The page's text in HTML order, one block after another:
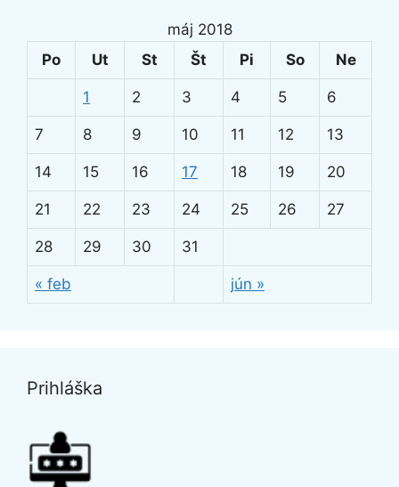
máj 2018
Po
Ut St Št Pi So Ne
« feb jún »
1 2 3 4 5 6
7 8 9 10 11 12 13
14 15 16 17 18 19 20
21 22 23 24 25 26 27
28 29 30 31
Prihláška